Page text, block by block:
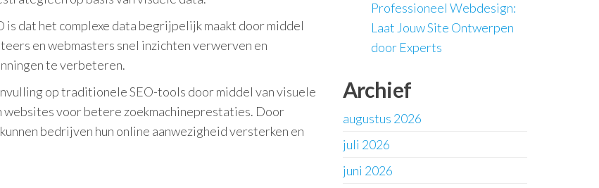
is dat het complexe data begrijpelijk maakt door middel
en webmasters snel inzichten verwerven en
te verbeteren.
op traditionele SEO-tools door middel van visuele
voor betere zoekmachineprestaties. Door
bedrijven hun online aanwezigheid versterken en
Professioneel Webdesign:
Laat Jouw Site Ontwerpen
door Experts
Archief
augustus 2026
juli 2026
juni 2026